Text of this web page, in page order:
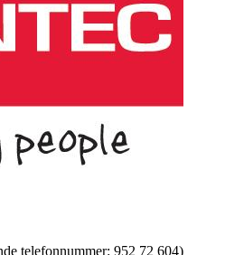
telefonnummer: 952 72 604)